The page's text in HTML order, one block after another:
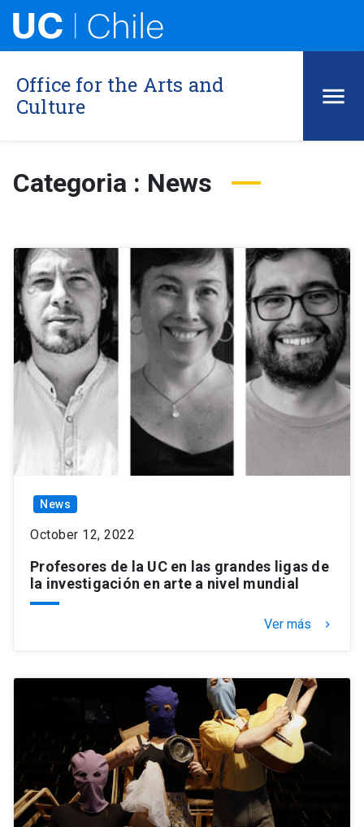
Office for the Arts and
Culture
Categoria : News
News
October 12, 2022
Profesores de la UC en las grandes ligas de
la investigación en arte a nivel mundial
Ver más keyboard_arrow_right